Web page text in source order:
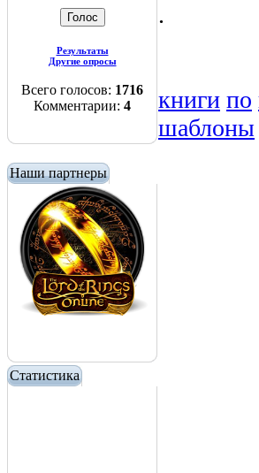
Результаты
Другие опросы
Всего голосов: 1716
Комментарии: 4
Наши партнеры
Статистика
.
книги по
шаблоны